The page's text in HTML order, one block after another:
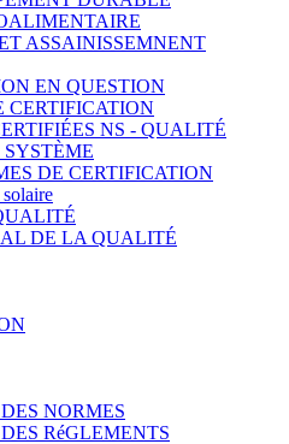
ASSAINISSEMNENT
EN QUESTION
CERTIFICATION
NS - QUALITÉ
DE CERTIFICATION
DE LA QUALITÉ
NORMES
RéGLEMENTS